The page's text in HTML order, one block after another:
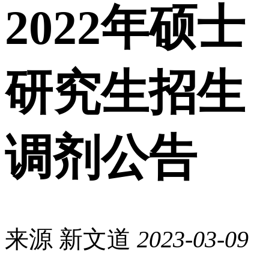
2022年硕士
研究生招生
调剂公告
来源 新文道 2023-03-09